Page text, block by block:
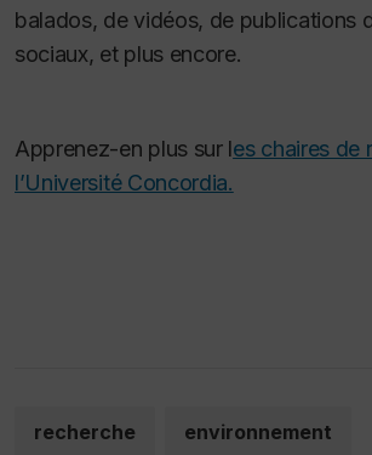
balados, de vidéos, de publications
sociaux, et plus encore.
Apprenez-en plus sur les chaires de
l’Université Concordia.
recherche environnement